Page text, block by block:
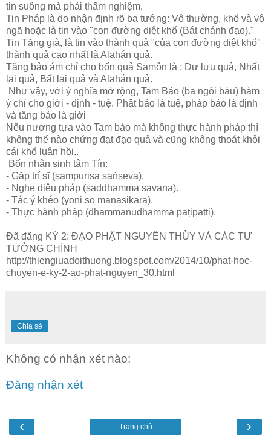
tin suông mà phải thẩm nghiệm,
Tin Pháp là do nhận định rõ ba tướng: Vô thường, khổ và vô
ngã hoặc là tin vào "con đường diệt khổ (Bát chánh đạo)."
Tin Tăng già, là tin vào thành quả "của con đường diệt khổ"
thành quả cao nhất là Alahán quả.
Tăng bảo ám chỉ cho bốn quả Samôn là : Dự lưu quả, Nhất
lai quả, Bất lai quả và Alahán quả.
Như vậy, với ý nghĩa mở rộng, Tam Bảo (ba ngôi báu) hàm
ý chỉ cho giới - định - tuệ. Phật bảo là tuệ, pháp bảo là định
và tăng bảo là giới
Nếu nương tựa vào Tam bảo mà không thực hành pháp thì
không thể nào chứng đạt đạo quả và cũng không thoát khỏi
cái khổ luân hồi..
Bốn nhân sinh tâm Tín:
- Gặp trí sĩ (sampurisa saṅseva).
- Nghe diệu pháp (saddhamma savana).
- Tác ý khéo (yoni so manasikāra).
- Thực hành pháp (dhammānudhamma paṭipatti).
Đã đăng KỲ 2: ĐẠO PHẬT NGUYÊN THỦY VÀ CÁC TƯ
TƯỞNG CHÍNH
http://thiengiuadoithuong.blogspot.com/2014/10/phat-hoc-
chuyen-e-ky-2-ao-phat-nguyen_30.html
Chia sẻ
Không có nhận xét nào:
Đăng nhận xét
‹ ›
Trang chủ